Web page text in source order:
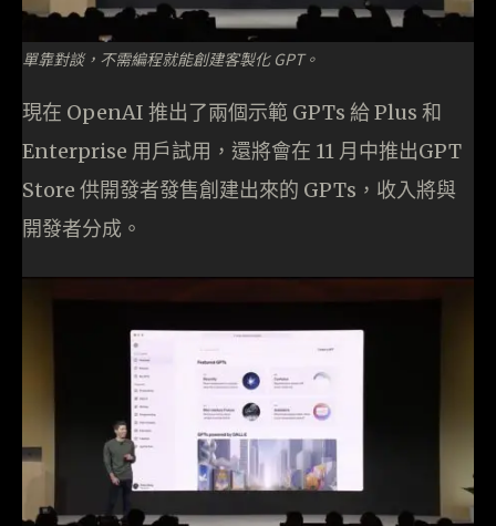
單靠對談，不需編程就能創建客製化 GPT。
現在 OpenAI 推出了兩個示範 GPTs 給 Plus 和
Enterprise 用戶試用，還將會在 11 月中推出GPT
Store 供開發者發售創建出來的 GPTs，收入將與
開發者分成。